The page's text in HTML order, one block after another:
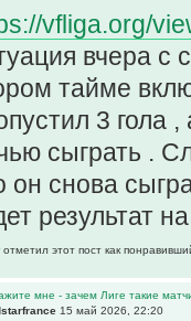
vfliga.org/
вчера с
тайме
3 гола
сыграть .
он снова
результат
отметил этот пост как
мне - зачем Лиге такие
15 май 2026, 22:20